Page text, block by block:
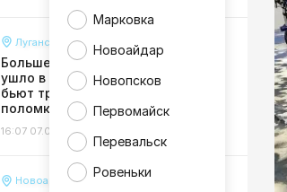
Марковка
Новоайдар
Новопсков
Первомайск
Перевальск
Ровеньки
Луганск
Больше тысячи кубометров воды
ушло в землю: жители Луганска
бьют тревогу из-за крупной
поломки водопровода
16:07 07.08.26
Новоайдар